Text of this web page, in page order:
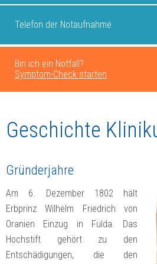
Telefon der Notaufnahme
Bin ich ein Notfall?
Symptom-Check starten
Geschichte
Gründerjahre
Am 6. Dezember 1802 hält
Erbprinz Wilhelm Friedrich von
Oranien Einzug in Fulda. Das
Hochstift gehört zu den
Entschädigungen, die den